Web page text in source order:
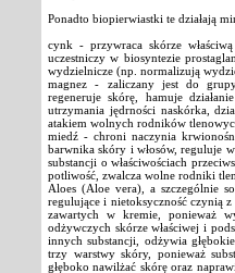
Ponadto biopierwiastki te działają
cynk - przywraca skórze
uczestniczy w biosyntezie
wydzielnicze (np. normalizują
magnez - zaliczany jest do
regeneruje skórę, hamuje
utrzymania jędrności naskórka,
atakiem wolnych rodników
miedź - chroni naczynia
barwnika skóry i włosów, reguluje
substancji o właściwościach
potliwość, zwalcza wolne rodniki
Aloes (Aloe vera), a szczególnie
regulujące i nietoksyczność czynią
zawartych w kremie, ponieważ
odżywczych skórze właściwej i
innych substancji, odżywia
trzy warstwy skóry, ponieważ
głęboko nawilżać skórę oraz